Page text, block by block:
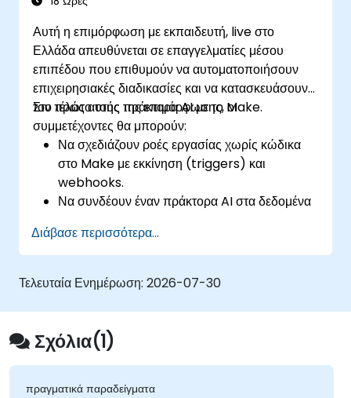
Αυτή η επιμόρφωση με εκπαιδευτή, live στο
Ελλάδα απευθύνεται σε επαγγελματίες μέσου
επιπέδου που επιθυμούν να αυτοματοποιήσουν
επιχειρησιακές διαδικασίες και να κατασκευάσουν
τον πρώτο τους πράκτορα AI με το Make.
Στο τέλος αυτής της επιμόρφωσης, οι
συμμετέχοντες θα μπορούν:
Να σχεδιάζουν ροές εργασίας χωρίς κώδικα
στο Make με εκκίνηση (triggers) και
webhooks.
Να συνδέουν έναν πράκτορα AI στα δεδομένα
Να αυτοματοποιούν μια πραγματική
διαδικασία από άκρη σε άκρη, με διαχείριση
σφαλμάτων και παρακολούθηση.
Διάβασε περισσότερα...
Τελευταία Ενημέρωση: 2026-07-30
Σχόλια(1)
πραγματικά παραδείγματα